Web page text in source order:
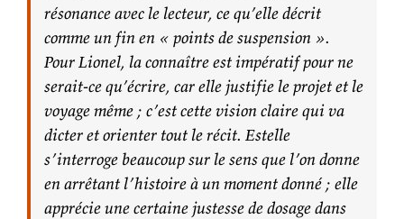
résonance avec le lecteur, ce qu’elle décrit
comme un fin en « points de suspension ».
Pour Lionel, la connaître est impératif pour ne
serait-ce qu’écrire, car elle justifie le projet et le
voyage même ; c’est cette vision claire qui va
dicter et orienter tout le récit. Estelle
s’interroge beaucoup sur le sens que l’on donne
en arrêtant l’histoire à un moment donné ; elle
apprécie une certaine justesse de dosage dans